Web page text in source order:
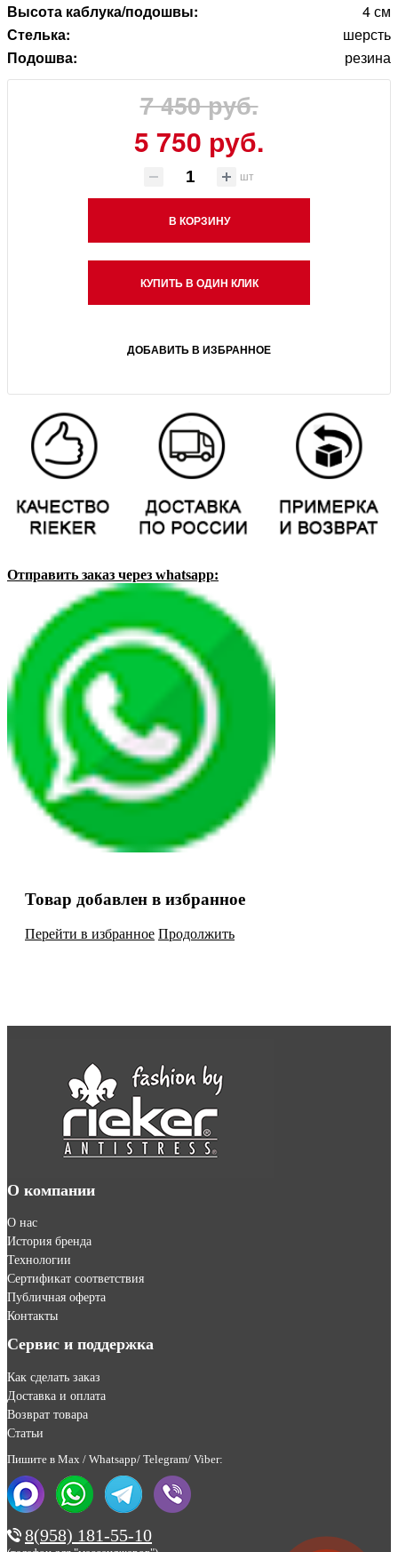
Высота каблука/подошвы:
4 см
Стелька:
шерсть
Подошва:
резина
7 450 руб.
5 750 руб.
шт
В КОРЗИНУ
КУПИТЬ В ОДИН КЛИК
ДОБАВИТЬ В ИЗБРАННОЕ
Отправить заказ через whatsapp:
Товар добавлен в избранное
Перейти в избранное Продолжить
О компании
О нас
История бренда
Технологии
Сертификат соответствия
Публичная оферта
Контакты
Сервис и поддержка
Как сделать заказ
Доставка и оплата
Возврат товара
Статьи
Пишите в Max / Whatsapp/ Telegram/ Viber:
8(958) 181-55-10